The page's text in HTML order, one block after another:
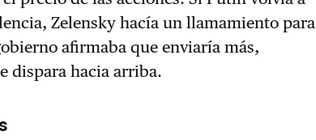
Zelensky hacía un llamamiento para
afirmaba que enviaría más,
dispara hacia arriba.